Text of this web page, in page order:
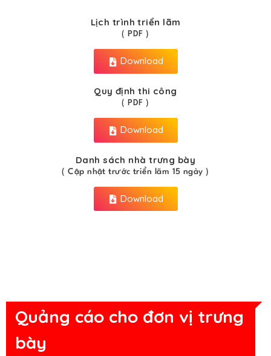
Lịch trình triển lãm
( PDF )
Download
Quy định thi công
( PDF )
Download
Danh sách nhà trưng bày
( Cập nhật trước triển lãm 15 ngày )
Download
Quảng cáo cho đơn vị trưng
bày